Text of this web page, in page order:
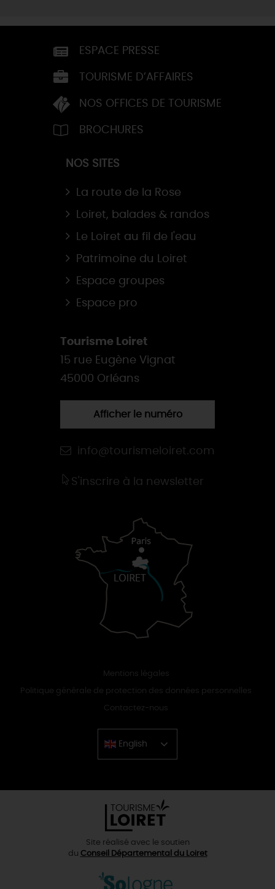
ESPACE PRESSE
TOURISME D’AFFAIRES
NOS OFFICES DE TOURISME
BROCHURES
NOS SITES
La route de la Rose
Loiret, balades & randos
Le Loiret au fil de l'eau
Patrimoine du Loiret
Espace groupes
Espace pro
Tourisme Loiret
15 rue Eugène Vignat
45000 Orléans
Afficher le numéro
info@tourismeloiret.com
S'inscrire à la newsletter
Mentions légales
Politique générale de protection des données personnelles
Contactez-nous
English
Chinese
Site réalisé avec le soutien
du Conseil Départemental du Loiret